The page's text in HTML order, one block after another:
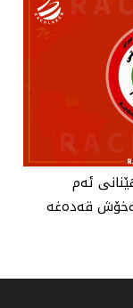
ئەم
قەدەغە